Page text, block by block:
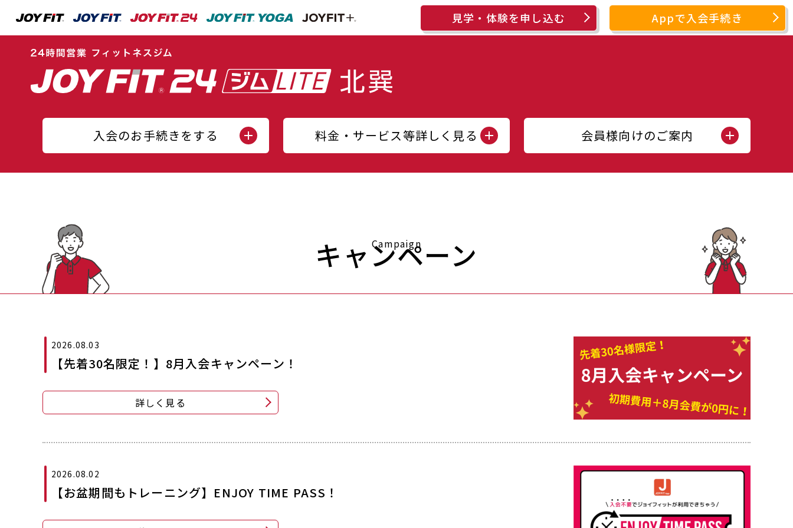
見学・体験を申し込む Appで入会手続き
入会のお手続きをする 料金・サービス等詳しく見る 会員様向けのご案内
Campaign
キャンペーン
2026.08.03
【先着30名限定！】8月入会キャンペーン！
詳しく見る
2026.08.02
【お盆期間もトレーニング】ENJOY TIME PASS！